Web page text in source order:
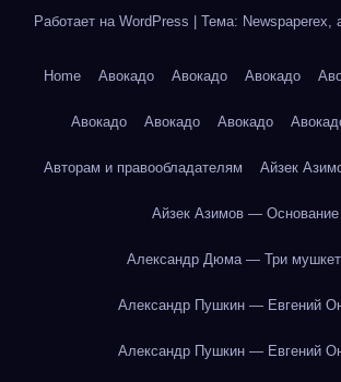
Работает на WordPress Тема: Newspaperex,
Home Авокадо Авокадо Авокадо
Авокадо Авокадо Авокадо
Авторам и правообладателям Айзек
Айзек Азимов — Основание
Александр Дюма — Три
Александр Пушкин — Евгений
Александр Пушкин — Евгений